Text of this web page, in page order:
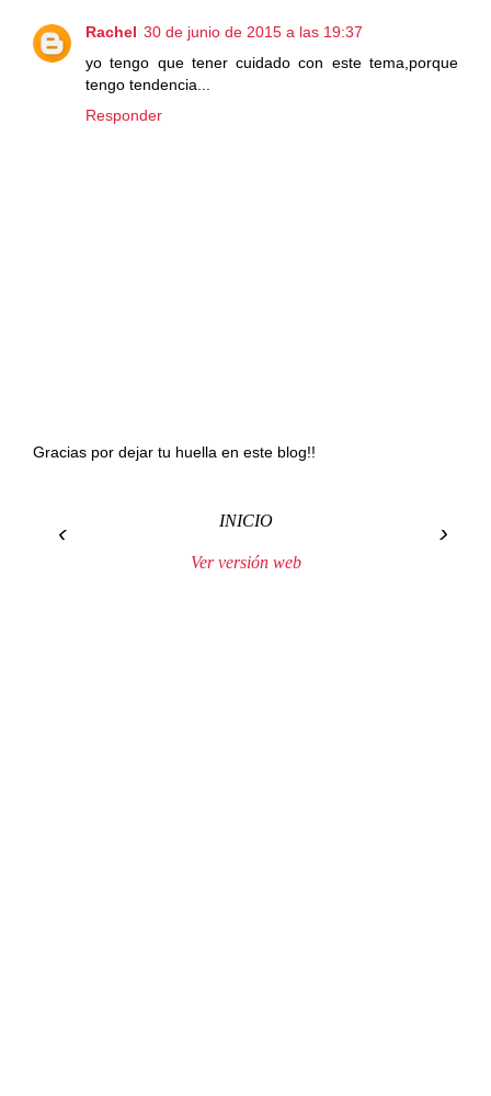
Rachel 30 de junio de 2015 a las 19:37
yo tengo que tener cuidado con este tema,porque
tengo tendencia...
Responder
Gracias por dejar tu huella en este blog!!
‹ ›
INICIO
Ver versión web